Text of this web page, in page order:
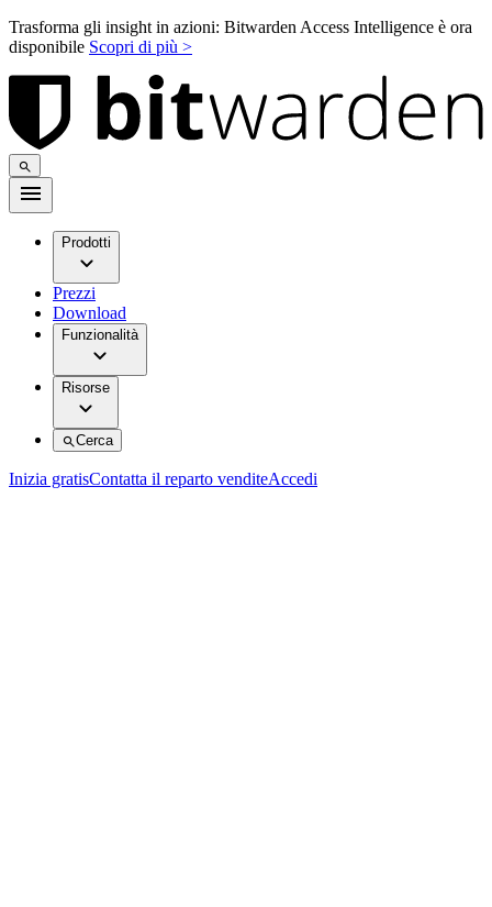
Trasforma gli insight in azioni: Bitwarden Access Intelligence è ora
disponibile Scopri di più >
Prodotti
Prezzi
Download
Funzionalità
Risorse
Cerca
Inizia gratisContatta il reparto venditeAccedi